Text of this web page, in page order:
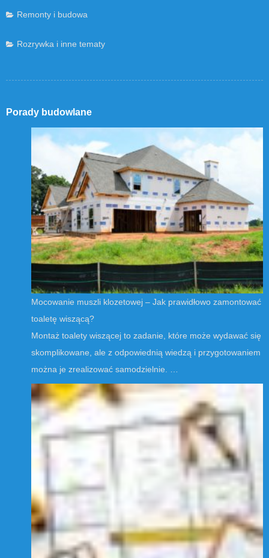
Remonty i budowa
Rozrywka i inne tematy
Porady budowlane
Mocowanie muszli klozetowej – Jak prawidłowo zamontować
toaletę wiszącą?
Montaż toalety wiszącej to zadanie, które może wydawać się
skomplikowane, ale z odpowiednią wiedzą i przygotowaniem
można je zrealizować samodzielnie. …